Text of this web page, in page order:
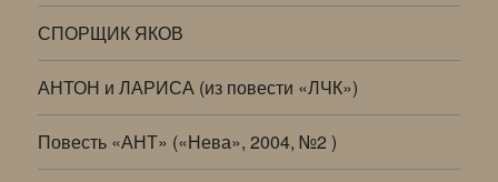
СПОРЩИК ЯКОВ
АНТОН и ЛАРИСА (из повести «ЛЧК»)
Повесть «АНТ» («Нева», 2004, №2 )